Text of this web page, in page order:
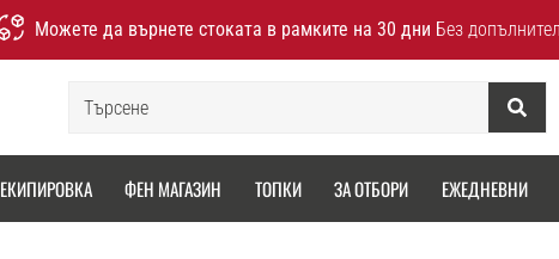
Можете да върнете стоката в рамките на 30 дни Без
Търсене
ЕКИПИРОВКА ФЕН МАГАЗИН ТОПКИ ЗА ОТБОРИ ЕЖЕДНЕВНИ